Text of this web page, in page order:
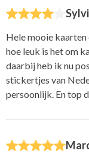
Hele mooie kaarten
hoe leuk is het om
daarbij heb ik nu
stickertjes van
persoonlijk. En top